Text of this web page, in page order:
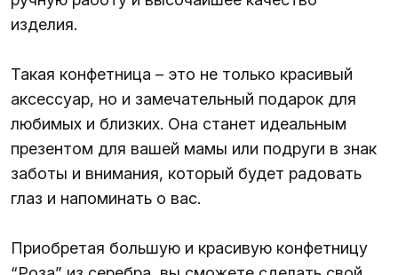
изделия.
Такая конфетница – это не только красивый
аксессуар, но и замечательный подарок для
любимых и близких. Она станет идеальным
презентом для вашей мамы или подруги в знак
заботы и внимания, который будет радовать
глаз и напоминать о вас.
Приобретая большую и красивую конфетницу